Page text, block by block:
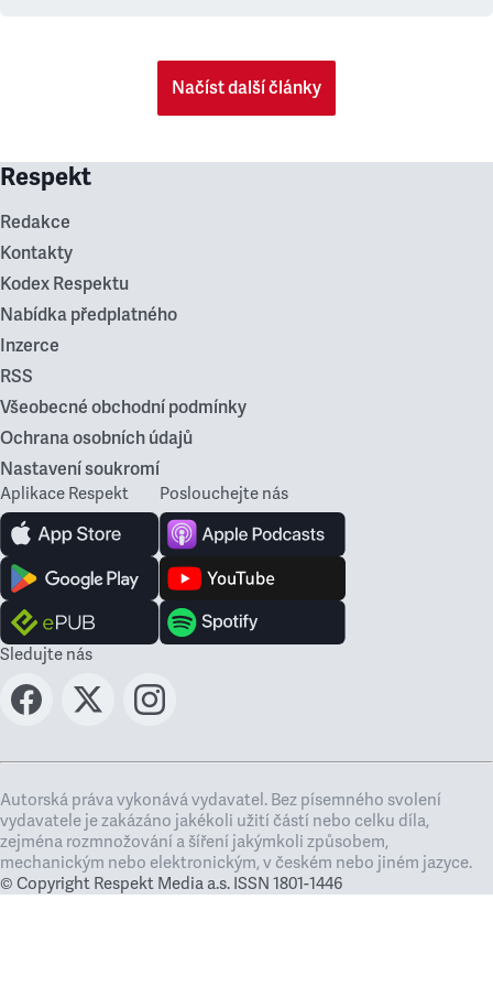
Načíst další články
Respekt
Redakce
Kontakty
Kodex Respektu
Nabídka předplatného
Inzerce
RSS
Všeobecné obchodní podmínky
Ochrana osobních údajů
Nastavení soukromí
Aplikace Respekt Poslouchejte nás
Sledujte nás
Autorská práva vykonává vydavatel. Bez písemného svolení
vydavatele je zakázáno jakékoli užití částí nebo celku díla,
zejména rozmnožování a šíření jakýmkoli způsobem,
mechanickým nebo elektronickým, v českém nebo jiném jazyce.
© Copyright Respekt Media a.s. ISSN 1801-1446